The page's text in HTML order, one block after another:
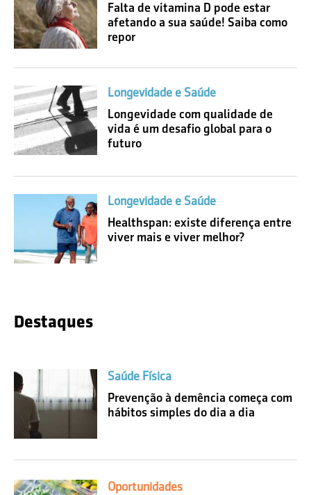
Falta de vitamina D pode estar
afetando a sua saúde! Saiba como
repor
Longevidade e Saúde
Longevidade com qualidade de
vida é um desafio global para o
futuro
Longevidade e Saúde
Healthspan: existe diferença entre
viver mais e viver melhor?
Destaques
Saúde Física
Prevenção à demência começa com
hábitos simples do dia a dia
Oportunidades